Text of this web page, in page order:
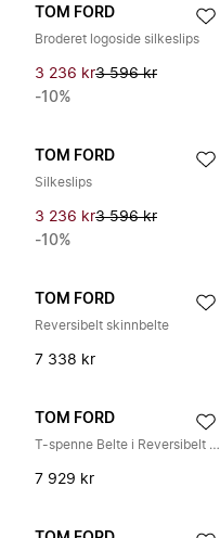
TOM FORD
Broderet logoside silkeslips
3 236 kr3 596 kr
-10%
TOM FORD
Silkeslips
3 236 kr3 596 kr
-10%
TOM FORD
Reversibelt skinnbelte
7 338 kr
TOM FORD
T-spenne Belte i Reversibelt Skinn
7 929 kr